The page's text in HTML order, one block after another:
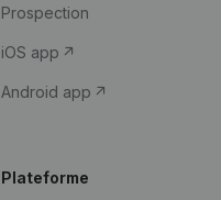
Prospection
iOS app
Android app
Plateforme